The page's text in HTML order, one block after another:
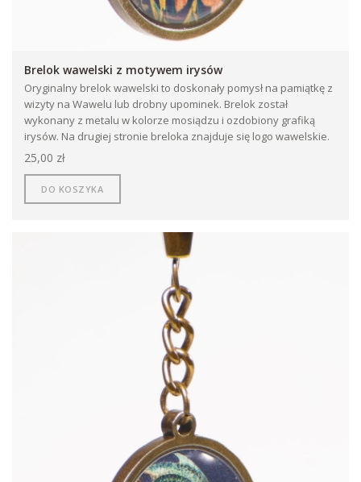
Brelok wawelski z motywem irysów
Oryginalny brelok wawelski to doskonały pomysł na pamiątkę z
wizyty na Wawelu lub drobny upominek. Brelok został
wykonany z metalu w kolorze mosiądzu i ozdobiony grafiką
irysów. Na drugiej stronie breloka znajduje się logo wawelskie.
25,00 zł
DO KOSZYKA